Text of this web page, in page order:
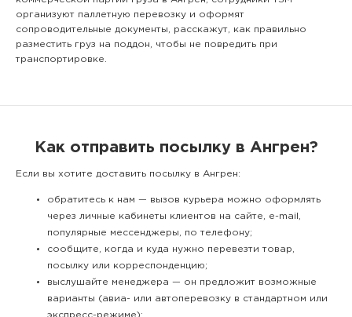
организуют паллетную перевозку и оформят
сопроводительные документы, расскажут, как правильно
разместить груз на поддон, чтобы не повредить при
транспортировке.
Как отправить посылку в Ангрен?
Если вы хотите доставить посылку в Ангрен:
обратитесь к нам — вызов курьера можно оформлять
через личные кабинеты клиентов на сайте, e-mail,
популярные мессенджеры, по телефону;
сообщите, когда и куда нужно перевезти товар,
посылку или корреспонденцию;
выслушайте менеджера — он предложит возможные
варианты (авиа- или автоперевозку в стандартном или
экспресс-режиме);